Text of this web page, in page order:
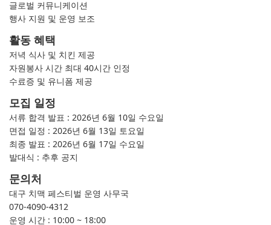
글로벌 커뮤니케이션
행사 지원 및 운영 보조
활동 혜택
저녁 식사 및 치킨 제공
자원봉사 시간 최대 40시간 인정
수료증 및 유니폼 제공
모집 일정
서류 합격 발표 : 2026년 6월 10일 수요일
면접 일정 : 2026년 6월 13일 토요일
최종 발표 : 2026년 6월 17일 수요일
발대식 : 추후 공지
문의처
대구 치맥 페스티벌 운영 사무국
070-4090-4312
운영 시간 : 10:00 ~ 18:00